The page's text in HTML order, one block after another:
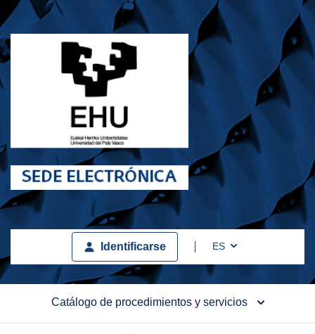
ES Toggle Dropdown
Identificarse
Catálogo de procedimientos y servicios